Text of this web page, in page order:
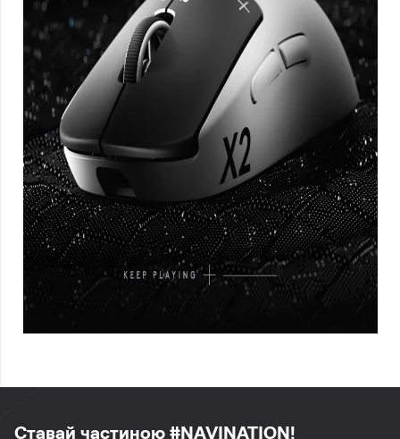
Ставай частиною #NAVINATION!